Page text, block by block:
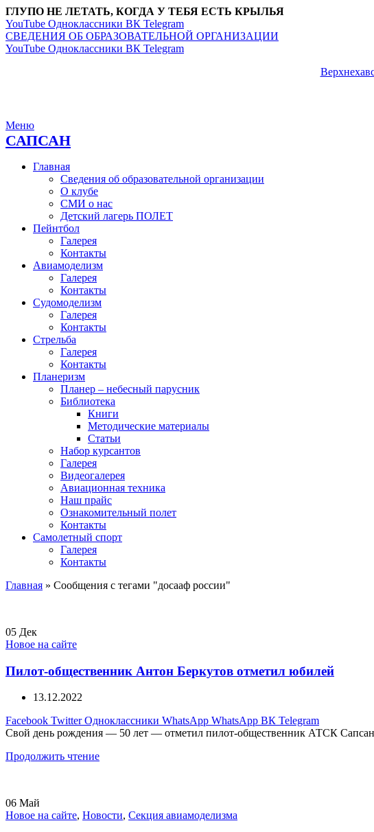
ГЛУПО НЕ ЛЕТАТЬ, КОГДА У ТЕБЯ ЕСТЬ КРЫЛЬЯ
YouTube Одноклассники ВК Telegram
СВЕДЕНИЯ ОБ ОБРАЗОВАТЕЛЬНОЙ ОРГАНИЗАЦИИ
YouTube Одноклассники ВК Telegram
Меню
САПСАН
Главная
Сведения об образовательной организации
О клубе
СМИ о нас
Детский лагерь ПОЛЕТ
Пейнтбол
Галерея
Контакты
Авиамоделизм
Галерея
Контакты
Судомоделизм
Галерея
Контакты
Стрельба
Галерея
Контакты
Планеризм
Планер – небесный парусник
Библиотека
Книги
Методические материалы
Статьи
Набор курсантов
Галерея
Видеогалерея
Авиационная техника
Наш прайс
Ознакомительный полет
Контакты
Самолетный спорт
Галерея
Контакты
Главная » Сообщения с тегами "досааф россии"
05 Дек
Новое на сайте
Пилот-общественник Антон Беркутов отметил юбилей
13.12.2022
Facebook Twitter Одноклассники WhatsApp WhatsApp ВК Telegram
Свой день рождения — 50 лет — отметил пилот-общественник АТСК
Продолжить чтение
06 Май
Новое на сайте, Новости, Секция авиамоделизма